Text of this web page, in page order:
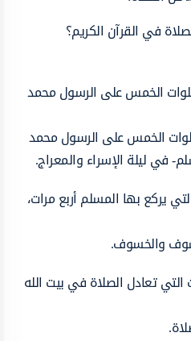
في القرآن الكريم؟
الخمس على الرسول محمد
الخمس على الرسول محمد
في ليلة الإسراء والمعراج.
يركع بها المسلم أربع مرات،
والخسوف.
تعادل الصلاة في بيت الله